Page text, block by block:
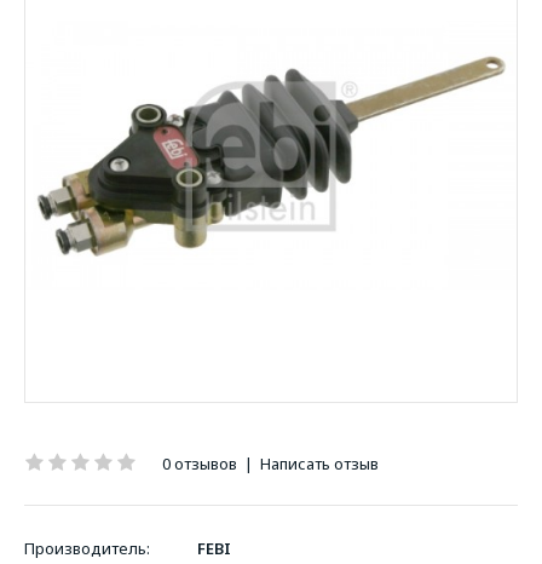
0 отзывов | Написать отзыв
Производитель:
FEBI